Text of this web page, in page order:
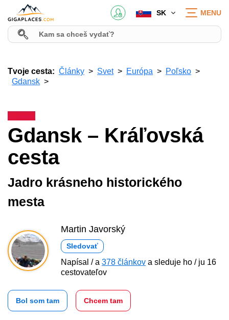
SK MENU
Tvoje cesta: Články Svet Európa
Poľsko
Gdansk
Gdansk – Kráľovská
cesta
Jadro krásneho historického
mesta
Martin Javorský
Sledovať
Napísal / a 378 článkov a sleduje ho / ju 16
cestovateľov
Bol som tam Chcem tam